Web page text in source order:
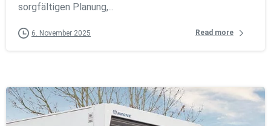
sorgfältigen Planung,...
6. November 2025 Read more